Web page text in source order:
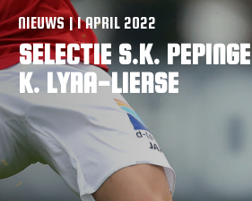
NIEUWS | 1 APRIL 2022
SELECTIE S.K.
K. LYRA-LIERSE